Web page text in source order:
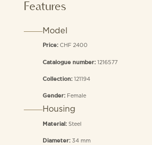
Features
Model
Price: CHF 2400
Catalogue number: 1216577
Collection: 121194
Gender: Female
Housing
Material: Steel
Diameter: 34 mm